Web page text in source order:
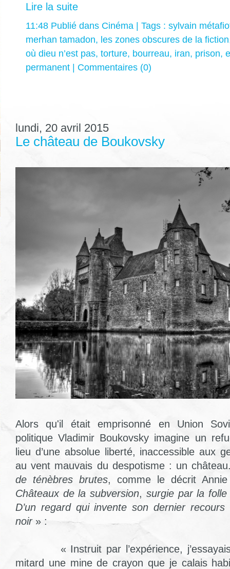
Lire la suite
11:48 Publié dans Cinéma | Tags : sylvain
merhan tamadon, les zones obscures de la fiction
où dieu n’est pas, torture, bourreau, iran, prison,
permanent | Commentaires (0)
lundi, 20 avril 2015
Le château de Boukovsky
Alors qu'il était emprisonné en Union
politique Vladimir Boukovsky imagine un
lieu d’une absolue liberté, inaccessible aux
au vent mauvais du despotisme : un
de ténèbres brutes, comme le décrit
Châteaux de la subversion, surgie par la folle
D’un regard qui invente son dernier
noir» :
« Instruit par l’expérience, j’essayais
mitard une mine de crayon que je calais